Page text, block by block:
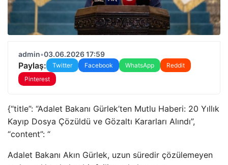
admin•03.06.2026 17:59
Paylaş: Twitter Facebook WhatsApp
Reddit
Pinterest
{“title”: “Adalet Bakanı Gürlek’ten Mutlu Haberi: 20 Yıllık
Kayıp Dosya Çözüldü ve Gözaltı Kararları Alındı”,
“content”: “
Adalet Bakanı Akın Gürlek, uzun süredir çözülemeyen